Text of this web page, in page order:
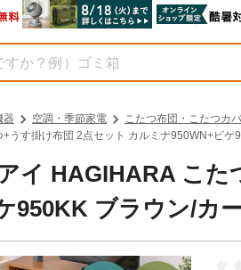
器 空調・季節家電 こたつ布団・こたつカ
うす掛け布団 2点セット カルミナ950WN+ビ
イ HAGIHARA こ
950KK ブラウン/カ